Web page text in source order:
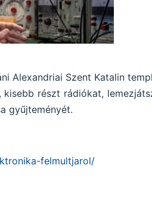
Alexandriai Szent Katalin
részt rádiókat,
gyűjteményét.
felmultjarol/